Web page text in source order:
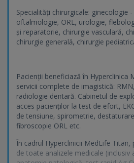
Specialități chirurgicale: ginecologie
oftalmologie, ORL, urologie,
și reparatorie, chirurgie vasculară,
chirurgie generală, chirurgie
Pacienții beneficiază în Hyperclinica
servicii complete de imagistică:
radiologie dentară. Cabinetul de
acces pacienților la test de efort,
de tensiune, spirometrie,
fibroscopie ORL etc.
În cadrul Hyperclinicii MedLife Titan,
de toate analizele medicale (inclusiv